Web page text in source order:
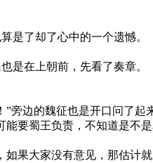
是了却了心中的一个遗憾。
是在上朝前，先看了奏章。
旁边的魏征也是开口问了起
要蜀王负责，不知道是不
果大家没有意见，那估计